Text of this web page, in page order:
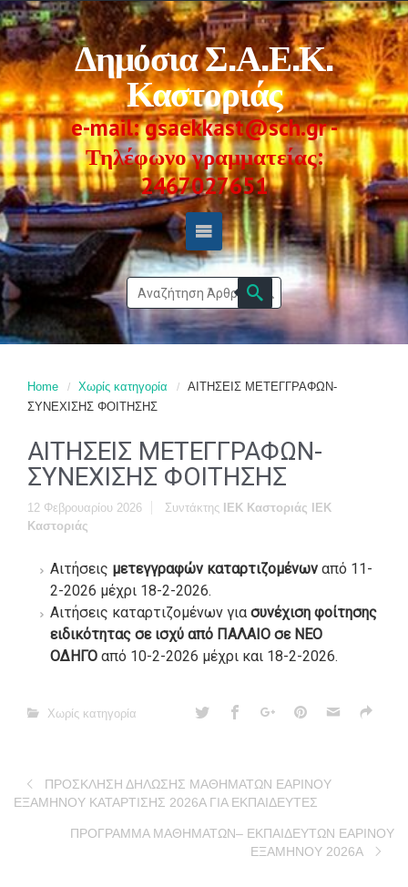
Δημόσια Σ.Α.Ε.Κ.
Καστοριάς
e-mail: gsaekkast@sch.gr -
Τηλέφωνο γραμματείας:
2467027651
Home Χωρίς κατηγορία
ΑΙΤΗΣΕΙΣ ΜΕΤΕΓΓΡΑΦΩΝ-
ΣΥΝΕΧΙΣΗΣ ΦΟΙΤΗΣΗΣ
ΑΙΤΗΣΕΙΣ ΜΕΤΕΓΓΡΑΦΩΝ-
ΣΥΝΕΧΙΣΗΣ ΦΟΙΤΗΣΗΣ
12 Φεβρουαρίου 2026 Συντάκτης
ΙΕΚ Καστοριάς ΙΕΚ
Καστοριάς
Αιτήσεις μετεγγραφών καταρτιζομένων από 11-
2-2026 μέχρι 18-2-2026.
Αιτήσεις καταρτιζομένων για συνέχιση φοίτησης
ειδικότητας σε ισχύ από ΠΑΛΑΙΟ σε ΝΕΟ
ΟΔΗΓΟ από 10-2-2026 μέχρι και 18-2-2026.
Χωρίς κατηγορία
ΠΡΟΣΚΛΗΣΗ ΔΗΛΩΣΗΣ ΜΑΘΗΜΑΤΩΝ ΕΑΡΙΝΟΥ
ΕΞΑΜΗΝΟΥ ΚΑΤΑΡΤΙΣΗΣ 2026Α ΓΙΑ ΕΚΠΑΙΔΕΥΤΕΣ
ΠΡΟΓΡΑΜΜΑ ΜΑΘΗΜΑΤΩΝ– ΕΚΠΑΙΔΕΥΤΩΝ ΕΑΡΙΝΟΥ
ΕΞΑΜΗΝΟΥ 2026Α